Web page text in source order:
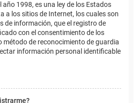
año 1998, es una ley de los Estados
a los sitios de Internet, los cuales son
de información, que el registro de
con el consentimiento de los
método de reconocimiento de guardia
información personal identificable